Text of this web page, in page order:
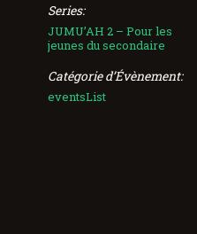
Series:
JUMU’AH 2 – Pour les
jeunes du secondaire
Catégorie d’Évènement:
eventsList